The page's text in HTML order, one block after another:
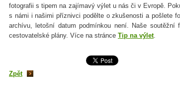
fotografii s tipem na zajímavý výlet u nás či v Evropě.
s námi i našimi příznivci podělte o zkušenosti a pošlete
archívu, letošní datum podmínkou není. Naše
cestovatelské plány. Více na stránce Tip na výlet.
Zpět